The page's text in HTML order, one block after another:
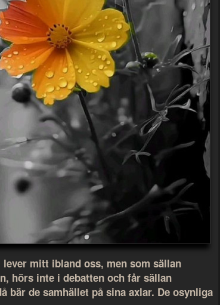
mitt ibland oss, men som sällan
hörs inte i debatten och får sällan
bär de samhället på sina axlar. De osynliga